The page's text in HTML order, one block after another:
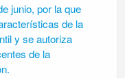
junio, por la que
de la
y se autoriza
de la